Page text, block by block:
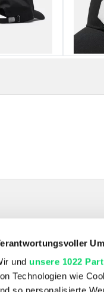
und unsere 1022
Technologien wie
UVP des Herstellers.